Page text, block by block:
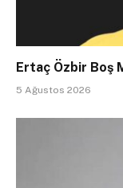
Ertaç Özbir Boş
5 Ağustos 2026